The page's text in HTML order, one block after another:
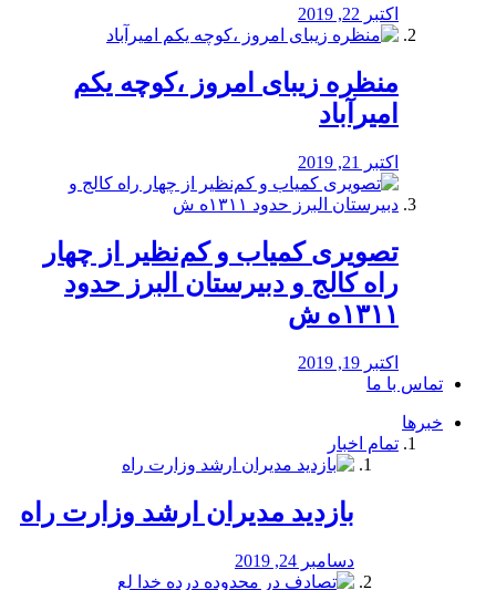
اکتبر 22, 2019
منظره‌‌ زیبای امروز ،کوچه یکم
امیرآباد
اکتبر 21, 2019
️تصویری کمیاب و کم‌نظیر از چهار
راه كالج و دبيرستان البرز حدود
۱۳۱۱ه ش
اکتبر 19, 2019
تماس با ما
خبرها
تمام اخبار
بازدید مدیران ارشد وزارت راه
دسامبر 24, 2019